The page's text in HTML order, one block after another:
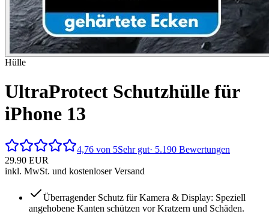
Hülle
UltraProtect Schutzhülle für
iPhone 13
4,76 von 5Sehr gut· 5.190 Bewertungen
29.90 EUR
inkl. MwSt. und kostenloser Versand
Überragender Schutz für Kamera & Display: Speziell
angehobene Kanten schützen vor Kratzern und Schäden.